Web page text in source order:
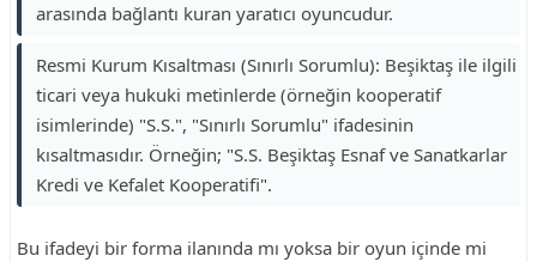
arasında bağlantı kuran yaratıcı oyuncudur.
Resmi Kurum Kısaltması (Sınırlı Sorumlu): Beşiktaş ile ilgili
ticari veya hukuki metinlerde (örneğin kooperatif
isimlerinde) "S.S.", "Sınırlı Sorumlu" ifadesinin
kısaltmasıdır. Örneğin; "S.S. Beşiktaş Esnaf ve Sanatkarlar
Kredi ve Kefalet Kooperatifi".
Bu ifadeyi bir forma ilanında mı yoksa bir oyun içinde mi